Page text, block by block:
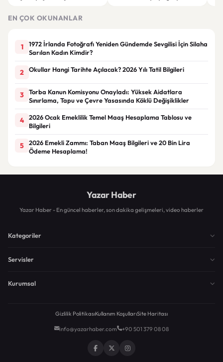
EN ÇOK OKUNANLAR
1
1972 İrlanda Fotoğrafı Yeniden Gündemde Sevgilisi İçin Silaha
Sarılan Kadın Kimdir?
2 Okullar Hangi Tarihte Açılacak? 2026 Yılı Tatil Bilgileri
3
Torba Kanun Komisyonu Onayladı: Yüksek Aidatlara
Sınırlama, Tapu ve Çevre Yasasında Köklü Değişiklikler
4
2026 Ocak Emeklilik Temel Maaş Hesaplama Tablosu ve
Bilgileri
5
2026 Emekli Zammı: Taban Maaş Bilgileri ve 20 Bin Lira
Ödeme Hesaplama!
Yazar Haber
Yazar Haber - En güncel haberler, son dakika gelişmeleri, video haberler
Kategoriler
Servisler
Kurumsal
Gizlilik PolitikasıKullanım KoşullarıSite Haritası
info@yazarhaber.com +90 501 379 08 08